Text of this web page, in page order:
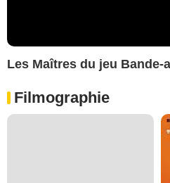
Les Maîtres du jeu Bande-
Filmographie